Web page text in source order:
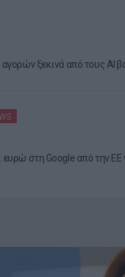
ξεκινά από τους AI
ευρώ στη Google από την ΕΕ